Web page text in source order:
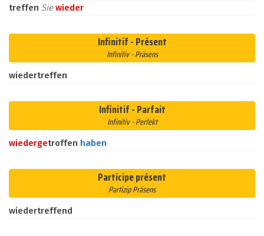
treffen Siewieder
Infinitif - Présent
Infinitiv - Präsens
wiedertreffen
Infinitif - Parfait
Infinitiv - Perfekt
wiedergetroffen haben
Participe présent
Partizip Präsens
wiedertreffend